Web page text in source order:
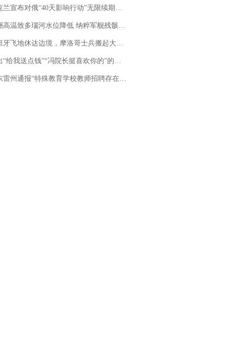
布对俄“40天影响行动”无限续期，7月两国对轰数据均创纪录
高温致多瑙河水位降低 纳粹军舰残骸重见天日
休达边境，摩洛哥士兵搬起大石块投向移民引争议，此前一天内数万人从摩洛哥涌入西班牙
送点钱”“冯院长挺喜欢你的”的执行局局长被停职，被骚扰的当事人还有问题待解决
通报“特殊教育学校教师招聘存在违规行为”：已启动问责程序 副校长被停职